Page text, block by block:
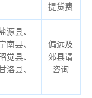
提货费
源县、
南县、
觉县、
洛县、
偏远及
郊县请
咨询